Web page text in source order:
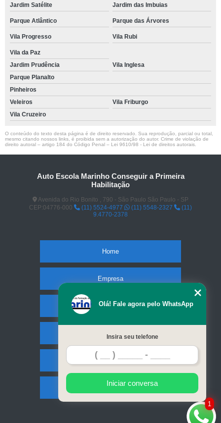
Jardim Satélite Jardim das Imbuias
Parque Atlântico Parque das Árvores
Vila Progresso Vila Rubi
Vila da Paz
Jardim Prudência
Vila Inglesa
Parque Planalto
Pinheiros
Veleiros
Vila Friburgo
Vila Cruzeiro
O conteúdo do texto desta página é de direito reservado. Sua reprodução, parcial ou total,
mesmo citando nossos links, é proibida sem a autorização do autor. Crime de violação de
direito autoral – artigo 184 do Código Penal – Lei 9610/98 - Lei de direitos autorais
Auto Escola Marinho Conseguir a Primeira
Habilitação
Avenida do Rio Bonito , 790 - São Paulo São Paulo - SP
CEP:04776-000
(11) 5524-4977 (11) 5548-2327
(11)
9.4770-2378
Home
Empresa
Missão
Serviços
Contato
Mapa do site
1
Olá! Fale agora pelo WhatsApp
Insira seu telefone
Iniciar conversa